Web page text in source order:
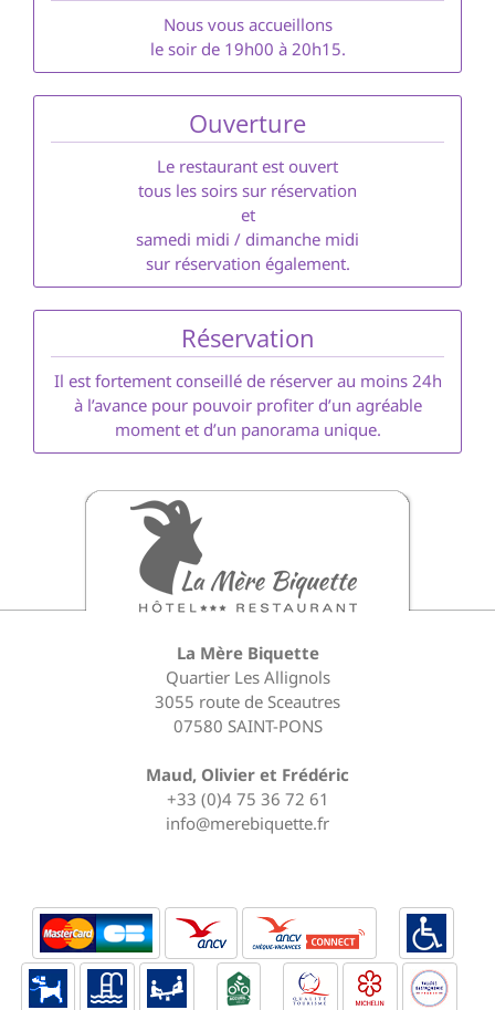
Nous vous accueillons
le soir de 19h00 à 20h15.
Ouverture
Le restaurant est ouvert
tous les soirs sur réservation
et
samedi midi / dimanche midi
sur réservation également.
Réservation
Il est fortement conseillé de réserver au moins 24h
à l’avance pour pouvoir profiter d’un agréable
moment et d’un panorama unique.
La Mère Biquette
Quartier Les Allignols
3055 route de Sceautres
07580 SAINT-PONS
Maud, Olivier et Frédéric
+33 (0)4 75 36 72 61
info@merebiquette.fr